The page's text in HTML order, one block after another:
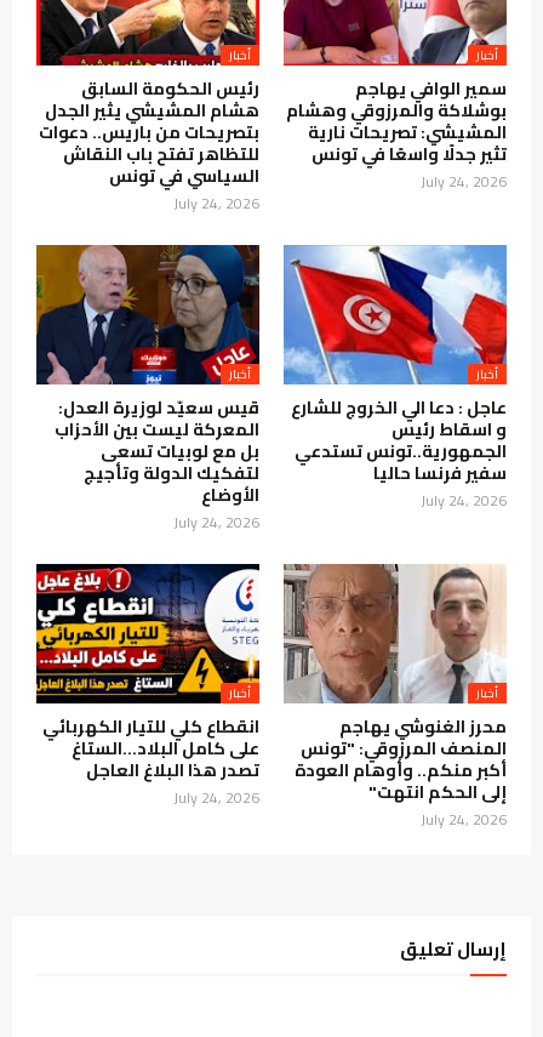
أخبار
سمير الوافي يهاجم
بوشلاكة والمرزوقي وهشام
المشيشي: تصريحات نارية
تثير جدلًا واسعًا في تونس
July 24, 2026
أخبار
رئيس الحكومة السابق
هشام المشيشي يثير الجدل
بتصريحات من باريس.. دعوات
للتظاهر تفتح باب النقاش
السياسي في تونس
July 24, 2026
أخبار
عاجل : دعا الي الخروج للشارع
و اسقاط رئيس
الجمهورية..تونس تستدعي
سفير فرنسا حاليا
July 24, 2026
أخبار
قيس سعيّد لوزيرة العدل:
المعركة ليست بين الأحزاب
بل مع لوبيات تسعى
لتفكيك الدولة وتأجيج
الأوضاع
July 24, 2026
أخبار
محرز الغنوشي يهاجم
المنصف المرزوقي: "تونس
أكبر منكم.. وأوهام العودة
إلى الحكم انتهت"
July 24, 2026
أخبار
انقطاع كلي للتيار الكهربائي
على كامل البلاد…الستاغ
تصدر هذا البلاغ العاجل
July 24, 2026
إرسال تعليق